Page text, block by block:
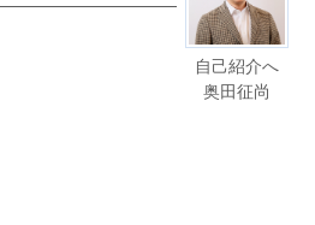
自己紹介へ
奥田征尚